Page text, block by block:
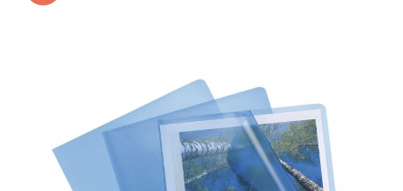
Moto
Bucatarie & Servire
Curatenie si intretinere
Decoratiuni